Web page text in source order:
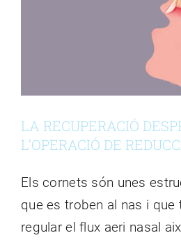
BLOG
CONTACTE
LA RECUPERACIÓ
L’OPERACIÓ DE
Els cornets són unes
que es troben al nas i que
regular el flux aeri nasal